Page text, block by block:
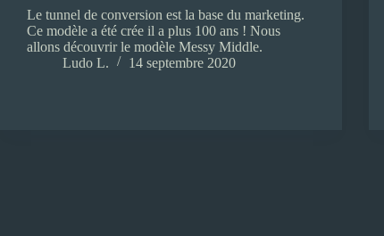
Le tunnel de conversion est la base du marketing.
Ce modèle a été crée il a plus 100 ans ! Nous
allons découvrir le modèle Messy Middle.
Ludo L.
14 septembre 2020